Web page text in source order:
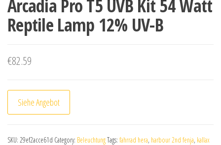
Arcadia Pro T5 UVB Kit 54 Watt
Reptile Lamp 12% UV-B
€82.59
Siehe Angebot
SKU: 29ef2acce61d Category: BeleuchtungTags: fahrrad hera, harbour 2nd fenja, kallax